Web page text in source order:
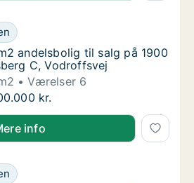
andelsbolig til salg på 1900
til salg på 1900
andelsbolig til salg på 1900
andelsbolig til salg på 1900
C, Vodroffsvej
Værelser 6
andelsbolig til salg på 1900
kr.
info
andelsbolig til salg på 1900
til salg på 1900